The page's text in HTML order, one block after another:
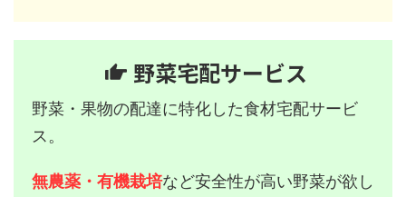
野菜宅配サービス
野菜・果物の配達に特化した食材宅配サービ
ス。
無農薬・有機栽培など安全性が高い野菜が欲し